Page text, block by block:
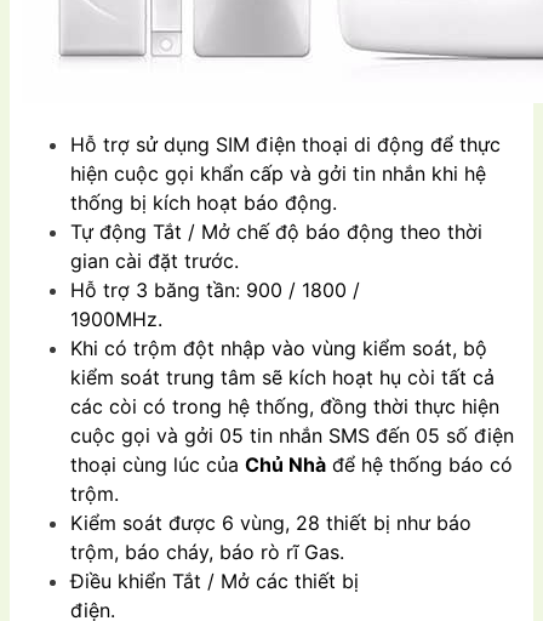
Hỗ trợ sử dụng SIM điện thoại di động để thực
hiện cuộc gọi khẩn cấp và gởi tin nhắn khi hệ
thống bị kích hoạt báo động.
Tự động Tắt / Mở chế độ báo động theo thời
gian cài đặt trước.
Hỗ trợ 3 băng tần: 900 / 1800 /
1900MHz.
Khi có trộm đột nhập vào vùng kiểm soát, bộ
kiểm soát trung tâm sẽ kích hoạt hụ còi tất cả
các còi có trong hệ thống, đồng thời thực hiện
cuộc gọi và gởi 05 tin nhắn SMS đến 05 số điện
thoại cùng lúc của Chủ Nhà để hệ thống báo có
trộm.
Kiểm soát được 6 vùng, 28 thiết bị như báo
trộm, báo cháy, báo rò rĩ Gas.
Điều khiển Tắt / Mở các thiết bị
điện.